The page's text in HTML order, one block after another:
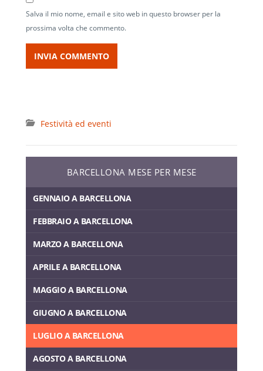
Salva il mio nome, email e sito web in questo browser per la
prossima volta che commento.
Festività ed eventi
BARCELLONA MESE PER MESE
GENNAIO A BARCELLONA
FEBBRAIO A BARCELLONA
MARZO A BARCELLONA
APRILE A BARCELLONA
MAGGIO A BARCELLONA
GIUGNO A BARCELLONA
LUGLIO A BARCELLONA
AGOSTO A BARCELLONA